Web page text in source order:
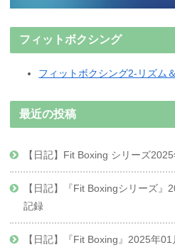
フィットボクシング
フィットボクシング2-リズム
最近の投稿
【日記】Fit Boxing シリーズ
【日記】『Fit Boxingシリーズ
記録
【日記】『Fit Boxing』2025年